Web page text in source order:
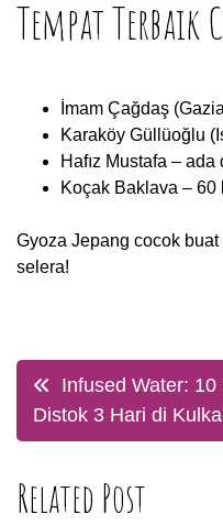
Tempat Terbaik
İmam Çağdaş
Karaköy Güllüoğlu
Hafız Mustafa –
Koçak Baklava – 60
Gyoza Jepang cocok
selera!
Post
navigation
Infused Water:
Distok 3 Hari di
Related Post